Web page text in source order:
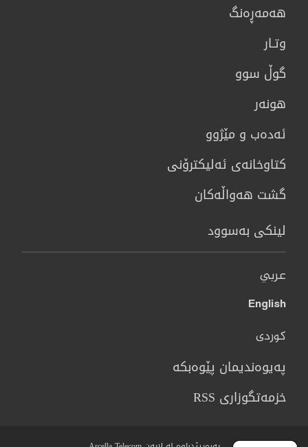
هه‌مه‌ڕه‌نگ
وتـار
گوڵ سوو
هونه‌ر
ئەدەب و مێژوو
كتاوخانه‌ی ئه‌ليكترۆنی
گشت هەواڵەکان
لینکی بەسوود
عربي
English
کوردی
پەیوەندیمان پێوەبکە
خزمەتگوزاری RSS